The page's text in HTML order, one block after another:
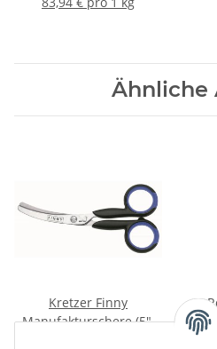
Ähnliche
Kretzer Finny
Manufakturschere (5")